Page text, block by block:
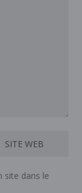
site dans le